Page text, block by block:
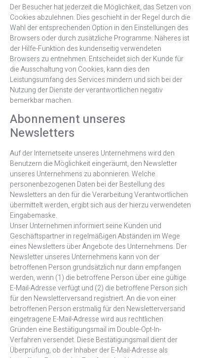
Der Besucher hat jederzeit die Möglichkeit, das Setzen von
Cookies abzulehnen. Dies geschieht in der Regel durch die
Wahl der entsprechenden Option in den Einstellungen des
Browsers oder durch zusätzliche Programme. Näheres ist
der Hilfe-Funktion des kundenseitig verwendeten
Browsers zu entnehmen. Entscheidet sich der Kunde für
die Ausschaltung von Cookies, kann dies den
Leistungsumfang des Services mindern und sich bei der
Nutzung der Dienste der verantwortlichen negativ
bemerkbar machen.
Abonnement unseres
Newsletters
Auf der Internetseite unseres Unternehmens wird den
Benutzern die Möglichkeit eingeräumt, den Newsletter
unseres Unternehmens zu abonnieren. Welche
personenbezogenen Daten bei der Bestellung des
Newsletters an den für die Verarbeitung Verantwortlichen
übermittelt werden, ergibt sich aus der hierzu verwendeten
Eingabemaske.
Unser Unternehmen informiert seine Kunden und
Geschäftspartner in regelmäßigen Abständen im Wege
eines Newsletters über Angebote des Unternehmens. Der
Newsletter unseres Unternehmens kann von der
betroffenen Person grundsätzlich nur dann empfangen
werden, wenn (1) die betroffene Person über eine gültige
E-Mail-Adresse verfügt und (2) die betroffene Person sich
für den Newsletterversand registriert. An die von einer
betroffenen Person erstmalig für den Newsletterversand
eingetragene E-Mail-Adresse wird aus rechtlichen
Gründen eine Bestätigungsmail im Double-Opt-In-
Verfahren versendet. Diese Bestätigungsmail dient der
Überprüfung, ob der Inhaber der E-Mail-Adresse als